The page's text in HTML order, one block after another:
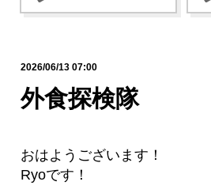
2026/06/13 07:00
外食探検隊
おはようございます！
Ryoです！